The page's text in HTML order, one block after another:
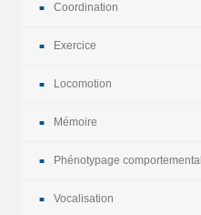
Coordination
Exercice
Locomotion
Mémoire
Phénotypage comportemental
Vocalisation